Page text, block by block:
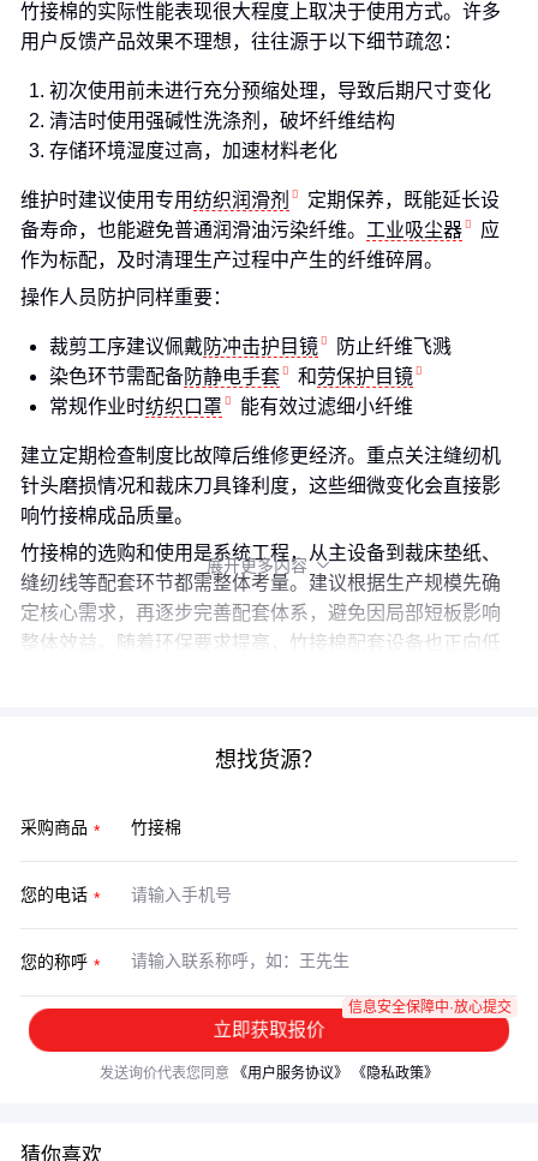
竹接棉的实际性能表现很大程度上取决于使用方式。许多
用户反馈产品效果不理想，往往源于以下细节疏忽：
初次使用前未进行充分预缩处理，导致后期尺寸变化
清洁时使用强碱性洗涤剂，破坏纤维结构
存储环境湿度过高，加速材料老化
维护时建议使用专用纺织润滑剂
定期保养，既能延长设
备寿命，也能避免普通润滑油污染纤维。 工业吸尘器
应
作为标配，及时清理生产过程中产生的纤维碎屑。
操作人员防护同样重要：
裁剪工序建议佩戴 防冲击护目镜
防止纤维飞溅
染色环节需配备防静电手套 和劳保护目镜
常规作业时纺织口罩 能有效过滤细小纤维
建立定期检查制度比故障后维修更经济。重点关注缝纫机
针头磨损情况和裁床刀具锋利度，这些细微变化会直接影
响竹接棉成品质量。
竹接棉的选购和使用是系统工程，从主设备到裁床垫纸、
缝纫线等配套环节都需整体考量。建议根据生产规模先确
定核心需求，再逐步完善配套体系，避免因局部短板影响
整体效益。随着环保要求提高，竹接棉配套设备也正向低
展开更多内容 
想找货源？
采购商品
您的电话
您的称呼
立即获取报价
信息安全保障中·放心提交
发送询价代表您同意 《用户服务协议》 《隐私政策》
猜你喜欢